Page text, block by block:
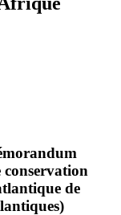
conservation
de